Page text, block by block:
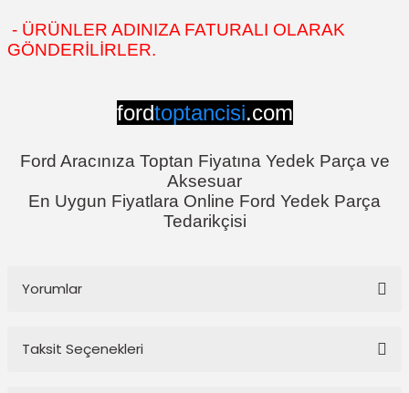
- ÜRÜNLER ADINIZA FATURALI OLARAK
GÖNDERİLİRLER.
fordtoptancisi.com
Ford Aracınıza Toptan Fiyatına Yedek Parça ve
Aksesuar
En Uygun Fiyatlara Online Ford Yedek Parça
Tedarikçisi
Yorumlar
Taksit Seçenekleri